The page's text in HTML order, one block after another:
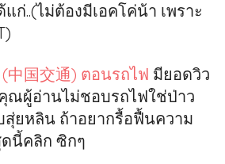
ก่..(ไม่ต้องมีเอคโค่น้า เพราะ
中国交通) ตอนรถไฟ มียอดวิว
ณผู้อ่านไม่ชอบรถไฟใช่ป่าว
สุ่ยหลิน ถ้าอยากรื้อฟื้นความ
นี้คลิก ซิกๆ